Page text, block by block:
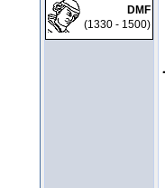
DMF
(1330 - 1500)